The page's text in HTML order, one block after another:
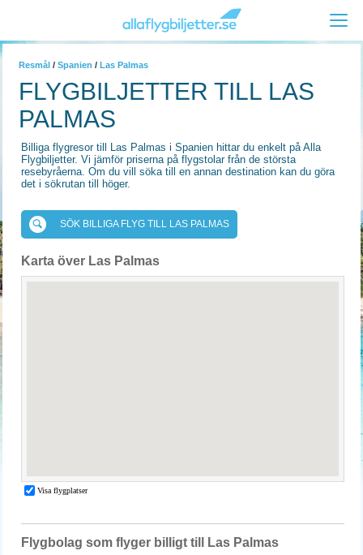
Resmål / Spanien / Las Palmas
FLYGBILJETTER TILL LAS
PALMAS
Billiga flygresor till Las Palmas i Spanien hittar du enkelt på Alla
Flygbiljetter. Vi jämför priserna på flygstolar från de största
resebyråerna. Om du vill söka till en annan destination kan du göra
det i sökrutan till höger.
SÖK BILLIGA FLYG TILL LAS PALMAS
Karta över Las Palmas
Flygbolag som flyger billigt till Las Palmas